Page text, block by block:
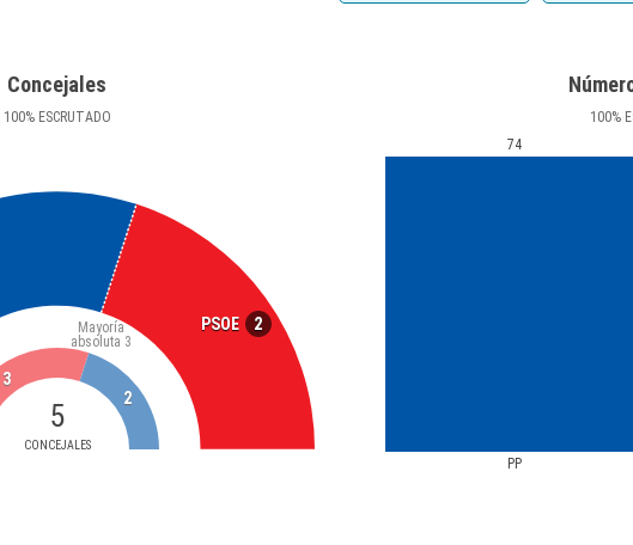
Concejales
100%ESCRUTADO
PSOE 2
5
CONCEJALES
Mayoría
absoluta 3
3
2
100%
PP
74